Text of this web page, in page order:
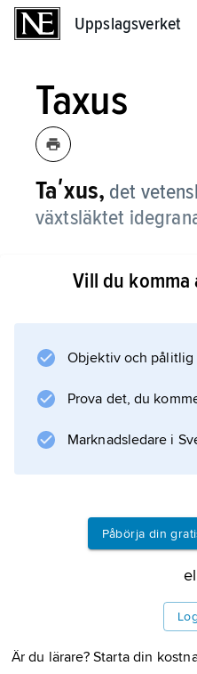
Uppslagsverket
Taxus
Taʹxus, det
växtsläktet
Vill du komma
Objektiv och pålitlig
Prova det, du
Marknadsledare i
Påbörja din
Är du lärare? Starta din